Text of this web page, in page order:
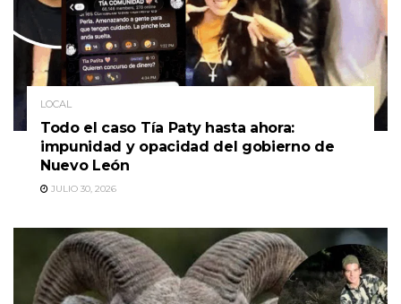
LOCAL
Todo el caso Tía Paty hasta ahora:
impunidad y opacidad del gobierno de
Nuevo León
JULIO 30, 2026